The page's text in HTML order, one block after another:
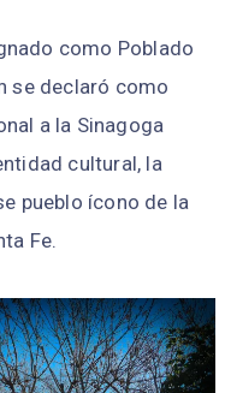
como Poblado
se declaró como
a la Sinagoga
cultural, la
pueblo ícono de la
Fe.